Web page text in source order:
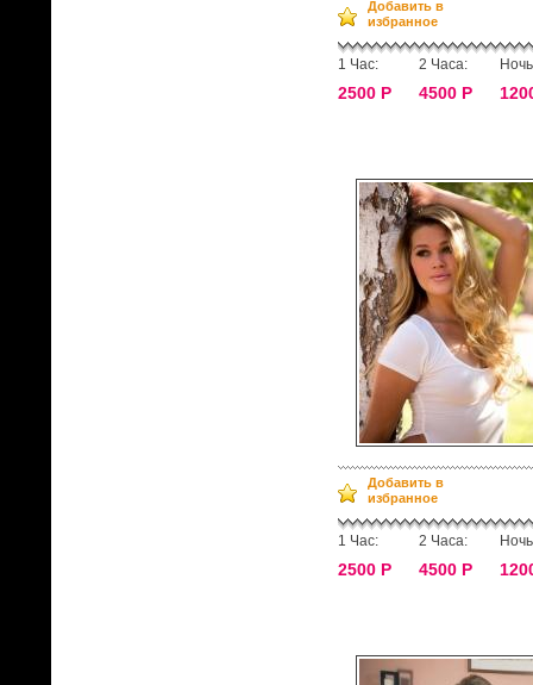
Добавить в
избранное
1 Час:
2500 Р
2 Часа:
4500 Р
Добавить в
избранное
1 Час:
2500 Р
2 Часа:
4500 Р